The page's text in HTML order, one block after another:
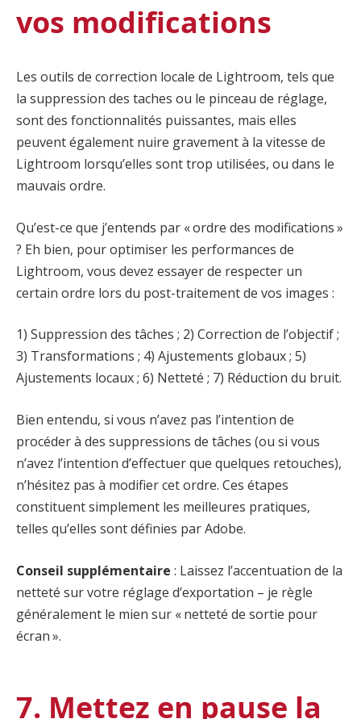
vos modifications
Les outils de correction locale de Lightroom, tels que
la suppression des taches ou le pinceau de réglage,
sont des fonctionnalités puissantes, mais elles
peuvent également nuire gravement à la vitesse de
Lightroom lorsqu’elles sont trop utilisées, ou dans le
mauvais ordre.
Qu’est-ce que j’entends par « ordre des modifications »
? Eh bien, pour optimiser les performances de
Lightroom, vous devez essayer de respecter un
certain ordre lors du post-traitement de vos images :
1) Suppression des tâches ; 2) Correction de l’objectif ;
3) Transformations ; 4) Ajustements globaux ; 5)
Ajustements locaux ; 6) Netteté ; 7) Réduction du bruit.
Bien entendu, si vous n’avez pas l’intention de
procéder à des suppressions de tâches (ou si vous
n’avez l’intention d’effectuer que quelques retouches),
n’hésitez pas à modifier cet ordre. Ces étapes
constituent simplement les meilleures pratiques,
telles qu’elles sont définies par Adobe.
Conseil supplémentaire : Laissez l’accentuation de la
netteté sur votre réglage d’exportation – je règle
généralement le mien sur « netteté de sortie pour
écran ».
7. Mettez en pause la